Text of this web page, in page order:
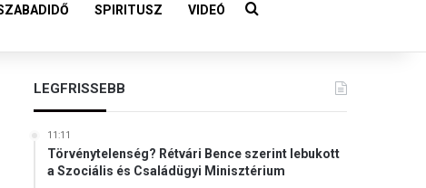
SPIRITUSZ VIDEÓ Keresés:
LEGFRISSEBB
11:11
Törvénytelenség? Rétvári Bence szerint lebukott
a Szociális és Családügyi Minisztérium